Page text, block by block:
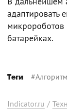
адаптировать
батарейках.
Теги #Алгоритм
Indicator.ru /